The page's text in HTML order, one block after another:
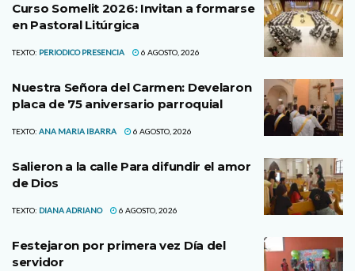
Curso Somelit 2026: Invitan a formarse
en Pastoral Litúrgica
TEXTO: PERIODICO PRESENCIA 6 AGOSTO, 2026
Nuestra Señora del Carmen: Develaron
placa de 75 aniversario parroquial
TEXTO: ANA MARIA IBARRA 6 AGOSTO, 2026
Salieron a la calle Para difundir el amor
de Dios
TEXTO: DIANA ADRIANO 6 AGOSTO, 2026
Festejaron por primera vez Día del
servidor